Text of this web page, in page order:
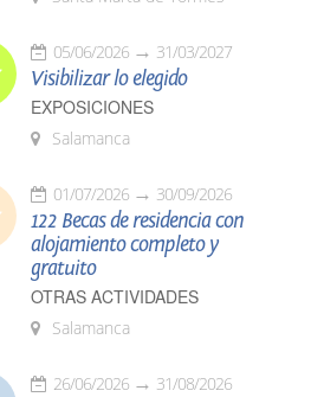
05/06/2026 31/03/2027
Visibilizar lo elegido
EXPOSICIONES
Salamanca
01/07/2026 30/09/2026
122 Becas de residencia con
alojamiento completo y
gratuito
OTRAS ACTIVIDADES
Salamanca
26/06/2026 31/08/2026